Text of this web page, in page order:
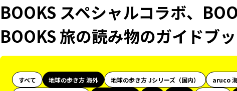
BOOKS スペシャルコラボ、
BOOKS 旅の読み物のガイドブ
すべて 地球の歩き方 海外 地球の歩き方 Jシリーズ（国内） aruco